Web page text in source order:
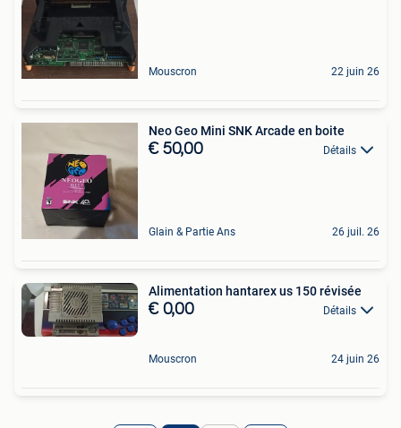
Mouscron 22 juin 26
Neo Geo Mini SNK Arcade en boite
€ 50,00 Détails
Glain & Partie Ans 26 juil. 26
Alimentation hantarex us 150 révisée
€ 0,00 Détails
Mouscron 24 juin 26